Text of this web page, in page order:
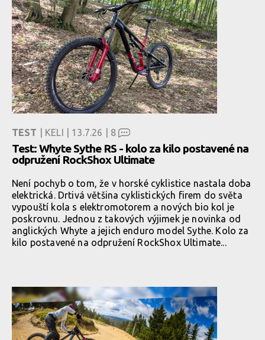
TEST | KELI | 13.7.26 | 8
Test: Whyte Sythe RS - kolo za kilo postavené na
odpružení RockShox Ultimate
Není pochyb o tom, že v horské cyklistice nastala doba
elektrická. Drtivá většina cyklistických firem do světa
vypouští kola s elektromotorem a nových bio kol je
poskrovnu. Jednou z takových výjimek je novinka od
anglických Whyte a jejich enduro model Sythe. Kolo za
kilo postavené na odpružení RockShox Ultimate...